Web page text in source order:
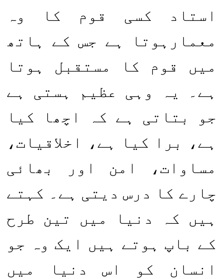
استاد کسی قوم کا وہ
معمارہوتا ہے جس کے ہاتھ
میں قوم کا مستقبل ہوتا
ہے۔ یہ وہی عظیم ہستی ہے
جو بتاتی ہے کہ اچھا کیا
ہے، برا کیا ہے، اخلاقیات،
مساوات، امن اور بھائی
چارے کا درس دیتی ہے۔ کہتے
ہیں کہ دنیا میں تین طرح
کے باپ ہوتے ہیں ایک وہ جو
انسان کو اس دنیا میں